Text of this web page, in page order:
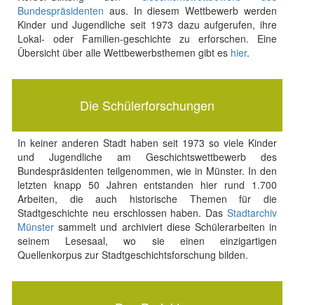
Bundespräsidenten aus. In diesem Wettbewerb werden
Kinder und Jugendliche seit 1973 dazu aufgerufen, ihre
Lokal- oder Familien-geschichte zu erforschen. Eine
Übersicht über alle Wettbewerbsthemen gibt es hier.
Die Schülerforschungen
In keiner anderen Stadt haben seit 1973 so viele Kinder
und Jugendliche am Geschichtswettbewerb des
Bundespräsidenten teilgenommen, wie in Münster. In den
letzten knapp 50 Jahren entstanden hier rund 1.700
Arbeiten, die auch historische Themen für die
Stadtgeschichte neu erschlossen haben. DasStadtarchiv
Münstersammelt und archiviert diese Schülerarbeiten in
seinem Lesesaal, wo sie einen einzigartigen
Quellenkorpus zur Stadtgeschichtsforschung bilden.